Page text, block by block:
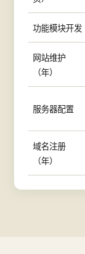
功能模块开发
网站维护
（年）
服务器配置
域名注册
（年）